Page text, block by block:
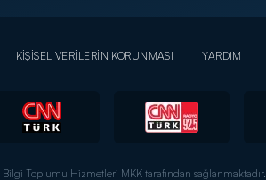
KİŞİSEL VERİLERİN KORUNMASI YARDIM
Bilgi Toplumu Hizmetleri MKK tarafından sağlanmaktadır.